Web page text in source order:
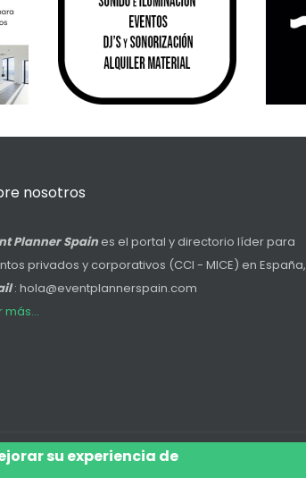
nosotros
Planner Spaines el portal y directorio líder para
privados y corporativos (CCI - MICE) en España,
: hola@eventplannerspain.com
más...
su experiencia de